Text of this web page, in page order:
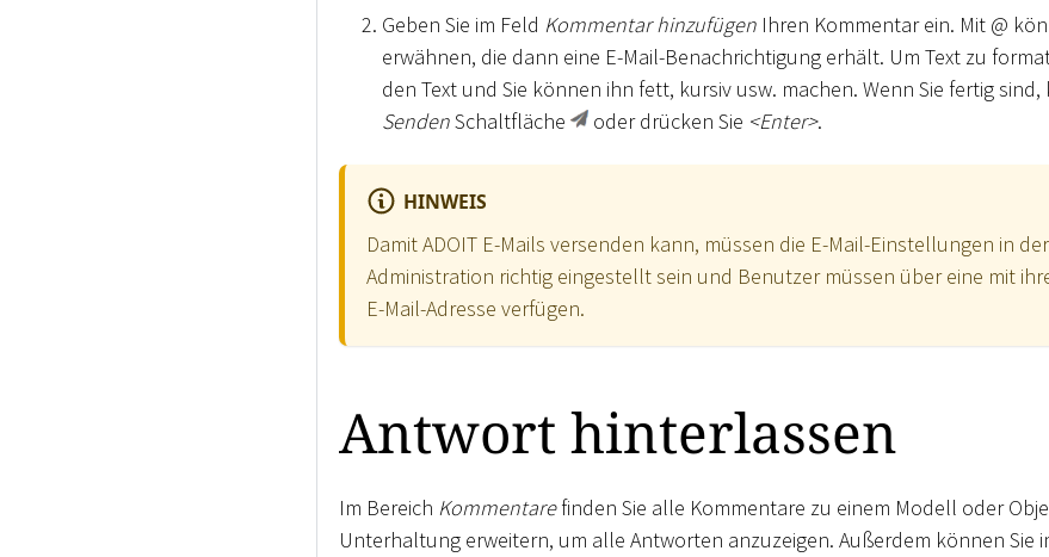
Geben Sie im Feld Kommentar hinzufügen Ihren Kommentar ein. Mit @
erwähnen, die dann eine E-Mail-Benachrichtigung erhält. Um Text zu
den Text und Sie können ihn fett, kursiv usw. machen. Wenn Sie fertig sind,
SendenSchaltfläche oder drücken Sie <Enter>.
HINWEIS
Damit ADOIT E-Mails versenden kann, müssen die E-Mail-Einstellungen in
Administration richtig eingestellt sein und Benutzer müssen über eine mit
E-Mail-Adresse verfügen.
Antwort hinterlassen
Im Bereich Kommentarefinden Sie alle Kommentare zu einem Modell oder
Unterhaltung erweitern, um alle Antworten anzuzeigen. Außerdem können Sie